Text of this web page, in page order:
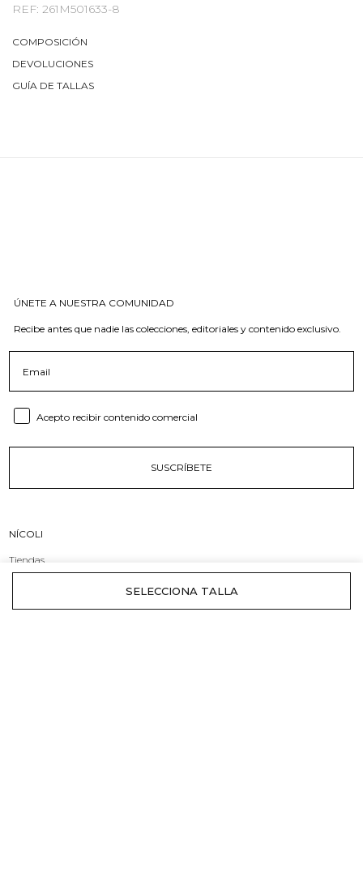
REF: 261M501633-8
COMPOSICIÓN
DEVOLUCIONES
GUÍA DE TALLAS
ÚNETE A NUESTRA COMUNIDAD
Recibe antes que nadie las colecciones, editoriales y contenido exclusivo.
Consent email
Acepto recibir contenido comercial
SUSCRÍBETE
NÍCOLI
Tiendas
Compromiso